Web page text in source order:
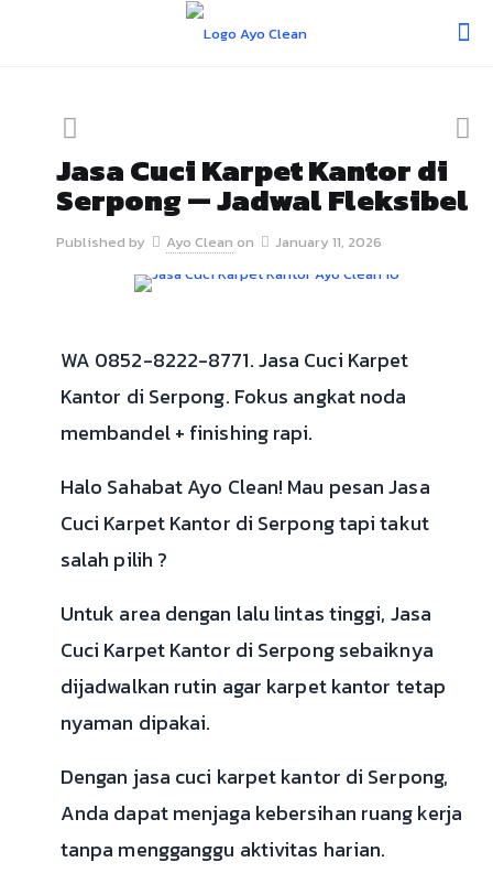
Jasa Cuci Karpet Kantor di
Serpong — Jadwal Fleksibel
Published by Ayo Clean on January 11, 2026
WA 0852-8222-8771. Jasa Cuci Karpet
Kantor di Serpong. Fokus angkat noda
membandel + finishing rapi.
Halo Sahabat Ayo Clean! Mau pesan Jasa
Cuci Karpet Kantor di Serpong tapi takut
salah pilih ?
Untuk area dengan lalu lintas tinggi, Jasa
Cuci Karpet Kantor di Serpong sebaiknya
dijadwalkan rutin agar karpet kantor tetap
nyaman dipakai.
Dengan jasa cuci karpet kantor di Serpong,
Anda dapat menjaga kebersihan ruang kerja
tanpa mengganggu aktivitas harian.